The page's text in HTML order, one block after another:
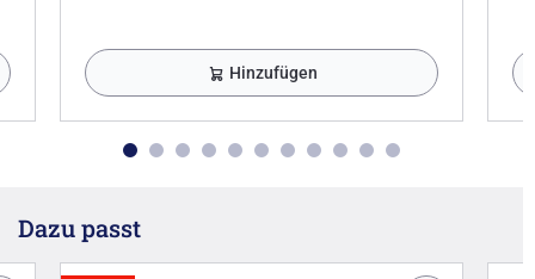
Hinzufügen
Dazu passt